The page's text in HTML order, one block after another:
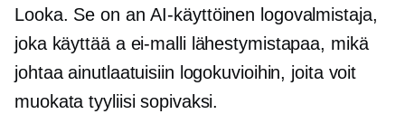
Looka. Se on anAI-käyttöinen logovalmistaja,
joka käyttää a ei-mallilähestymistapaa, mikä
johtaa ainutlaatuisiin logokuvioihin, joita voit
muokata tyyliisi sopivaksi.